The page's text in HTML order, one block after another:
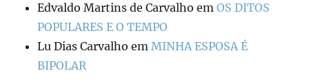
Edvaldo Martins de Carvalho emOS DITOS
POPULARES E O TEMPO
Lu Dias Carvalho em MINHA ESPOSA É
BIPOLAR